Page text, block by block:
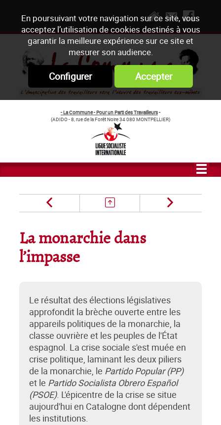
En poursuivant votre navigation sur ce site, vous
acceptez l’utilisation de cookies destinés à vous
garantir la meilleure expérience sur ce site et
mesurer son audience.
Configurer Accepter
- La Commune - Pour un Parti des Travailleurs-
(ADIDO - 8, rue de la Forêt Noire 34 080 MONTPELLIER)
La monarchie dans
l’impasse
Le résultat des élections législatives
approfondit la brèche ouverte entre les
appareils politiques de la monarchie, la
classe ouvrière et les peuples de l'État
espagnol. La crise sociale s'est muée en
crise politique, laminant les deux piliers
de la monarchie, le Partido Popular (PP)
et le Partido Socialista Obrero Español
(PSOE). L'épicentre de la crise se situe
aujourd'hui en Catalogne dont dépendent
les institutions.